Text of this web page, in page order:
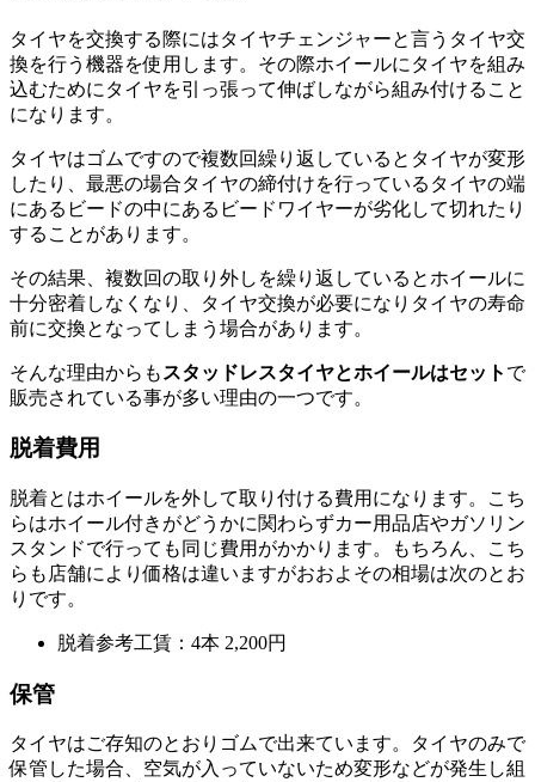
タイヤを交換する際にはタイヤチェンジャーと言うタイヤ交
換を行う機器を使用します。その際ホイールにタイヤを組み
込むためにタイヤを引っ張って伸ばしながら組み付けること
になります。
タイヤはゴムですので複数回繰り返しているとタイヤが変形
したり、最悪の場合タイヤの締付けを行っているタイヤの端
にあるビードの中にあるビードワイヤーが劣化して切れたり
することがあります。
その結果、複数回の取り外しを繰り返しているとホイールに
十分密着しなくなり、タイヤ交換が必要になりタイヤの寿命
前に交換となってしまう場合があります。
そんな理由からも スタッドレスタイヤとホイールはセット で
販売されている事が多い理由の一つです。
脱着費用
脱着とはホイールを外して取り付ける費用になります。こち
らはホイール付きがどうかに関わらずカー用品店やガソリン
スタンドで行っても同じ費用がかかります。もちろん、こち
らも店舗により価格は違いますがおおよその相場は次のとお
りです。
脱着参考工賃：4本 2,200円
保管
タイヤはご存知のとおりゴムで出来ています。タイヤのみで
保管した場合、空気が入っていないため変形などが発生し組